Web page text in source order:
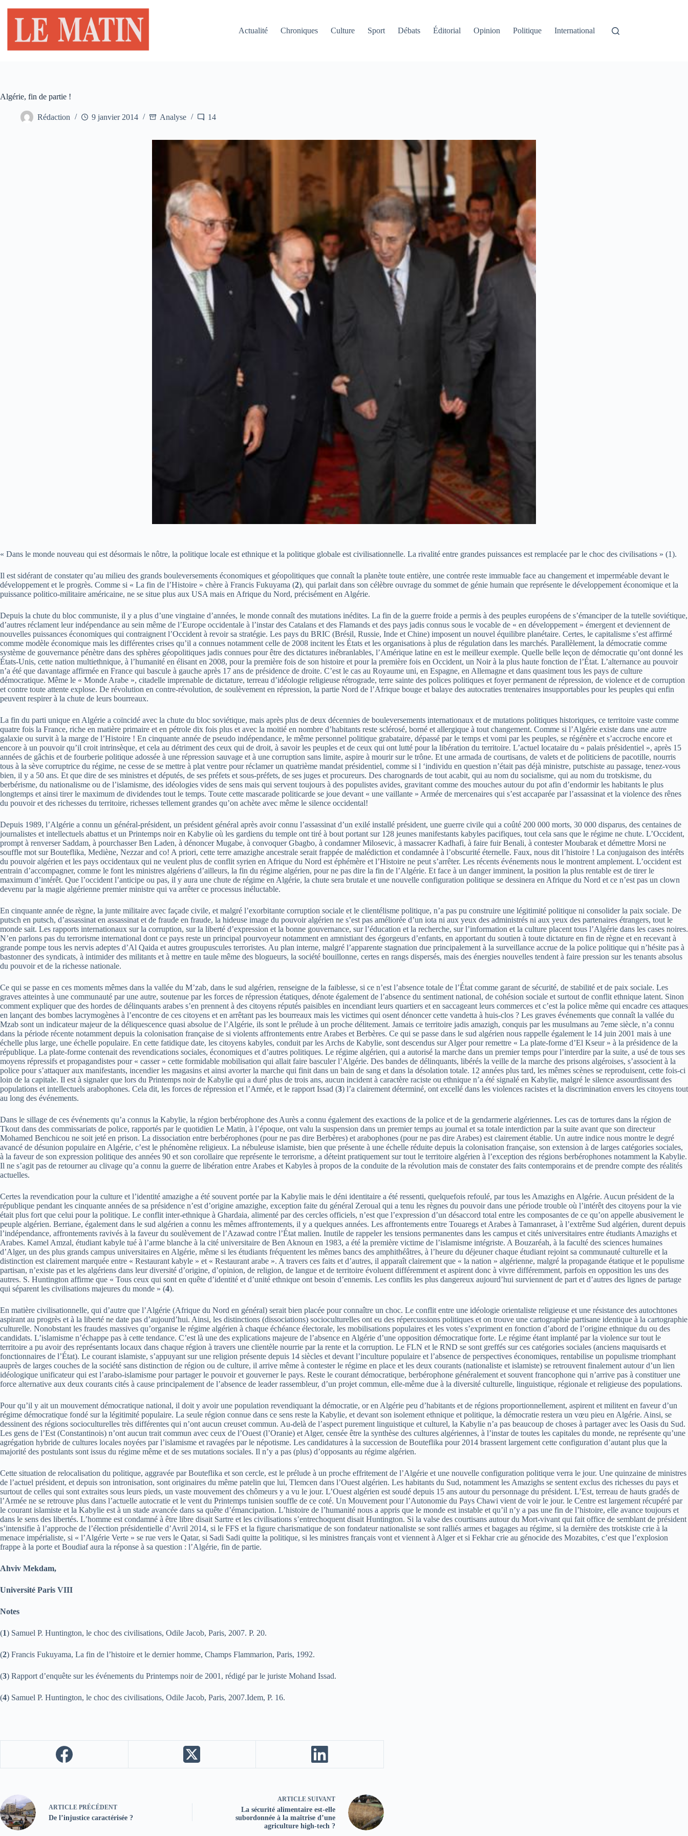
contenu
Actualité
Chroniques Culture Sport Débats Éditorial Opinion Politique International
Algérie, fin de partie !
Rédaction 9 janvier 2014 Analyse 14
« Dans le monde nouveau qui est désormais le nôtre, la politique locale est ethnique et la politique globale est civilisationnelle. La rivalité entre grandes puissances est remplacée par le choc des civilisations » (1).
Il est sidérant de constater qu’au milieu des grands bouleversements économiques et géopolitiques que connaît la planète toute entière, une contrée reste immuable face au changement et imperméable devant le
développement et le progrès. Comme si « La fin de l’Histoire » chère à Francis Fukuyama (2), qui parlait dans son célèbre ouvrage du sommet de génie humain que représente le développement économique et la
puissance politico-militaire américaine, ne se situe plus aux USA mais en Afrique du Nord, précisément en Algérie.
Depuis la chute du bloc communiste, il y a plus d’une vingtaine d’années, le monde connaît des mutations inédites. La fin de la guerre froide a permis à des peuples européens de s’émanciper de la tutelle soviétique,
d’autres réclament leur indépendance au sein même de l’Europe occidentale à l’instar des Catalans et des Flamands et des pays jadis connus sous le vocable de « en développement » émergent et deviennent de
nouvelles puissances économiques qui contraignent l’Occident à revoir sa stratégie. Les pays du BRIC (Brésil, Russie, Inde et Chine) imposent un nouvel équilibre planétaire. Certes, le capitalisme s’est affirmé
comme modèle économique mais les différentes crises qu’il a connues notamment celle de 2008 incitent les États et les organisations à plus de régulation dans les marchés. Parallèlement, la démocratie comme
système de gouvernance pénètre dans des sphères géopolitiques jadis connues pour être des dictatures inébranlables, l’Amérique latine en est le meilleur exemple. Quelle belle leçon de démocratie qu’ont donné les
États-Unis, cette nation multiethnique, à l’humanité en élisant en 2008, pour la première fois de son histoire et pour la première fois en Occident, un Noir à la plus haute fonction de l’État. L’alternance au pouvoir
n’a été que davantage affirmée en France qui bascule à gauche après 17 ans de présidence de droite. C’est le cas au Royaume uni, en Espagne, en Allemagne et dans quasiment tous les pays de culture
démocratique. Même le « Monde Arabe », citadelle imprenable de dictature, terreau d’idéologie religieuse rétrograde, terre sainte des polices politiques et foyer permanent de répression, de violence et de corruption
et contre toute attente explose. De révolution en contre-révolution, de soulèvement en répression, la partie Nord de l’Afrique bouge et balaye des autocraties trentenaires insupportables pour les peuples qui enfin
peuvent respirer à la chute de leurs bourreaux.
La fin du parti unique en Algérie a coïncidé avec la chute du bloc soviétique, mais après plus de deux décennies de bouleversements internationaux et de mutations politiques historiques, ce territoire vaste comme
quatre fois la France, riche en matière primaire et en pétrole dix fois plus et avec la moitié en nombre d’habitants reste sclérosé, borné et allergique à tout changement. Comme si l’Algérie existe dans une autre
galaxie ou survit à la marge de l’Histoire ! En cinquante année de pseudo indépendance, le même personnel politique grabataire, dépassé par le temps et vomi par les peuples, se régénère et s’accroche encore et
encore à un pouvoir qu’il croit intrinsèque, et cela au détriment des ceux qui de droit, à savoir les peuples et de ceux qui ont lutté pour la libération du territoire. L’actuel locataire du « palais présidentiel », après 15
années de gâchis et de fourberie politique adossée à une répression sauvage et à une corruption sans limite, aspire à mourir sur le trône. Et une armada de courtisans, de valets et de politiciens de pacotille, nourris
tous à la sève corruptrice du régime, ne cesse de se mettre à plat ventre pour réclamer un quatrième mandat présidentiel, comme si l ‘individu en question n’était pas déjà ministre, putschiste au passage, tenez-vous
bien, il y a 50 ans. Et que dire de ses ministres et députés, de ses préfets et sous-préfets, de ses juges et procureurs. Des charognards de tout acabit, qui au nom du socialisme, qui au nom du trotskisme, du
berbérisme, du nationalisme ou de l’islamisme, des idéologies vides de sens mais qui servent toujours à des populistes avides, gravitant comme des mouches autour du pot afin d’endormir les habitants le plus
longtemps et ainsi tirer le maximum de dividendes tout le temps. Toute cette mascarade politicarde se joue devant « une vaillante » Armée de mercenaires qui s’est accaparée par l’assassinat et la violence des rênes
du pouvoir et des richesses du territoire, richesses tellement grandes qu’on achète avec même le silence occidental!
Depuis 1989, l’Algérie a connu un général-président, un président général après avoir connu l’assassinat d’un exilé installé président, une guerre civile qui a coûté 200 000 morts, 30 000 disparus, des centaines de
journalistes et intellectuels abattus et un Printemps noir en Kabylie où les gardiens du temple ont tiré à bout portant sur 128 jeunes manifestants kabyles pacifiques, tout cela sans que le régime ne chute. L’Occident,
prompt à renverser Saddam, à pourchasser Ben Laden, à dénoncer Mugabe, à convoquer Gbagbo, à condamner Milosevic, à massacrer Kadhafi, à faire fuir Benali, à contester Moubarak et démettre Morsi ne
souffle mot sur Bouteflika, Mediène, Nezzar and co! A priori, cette terre amazighe ancestrale serait frappée de malédiction et condamnée à l’obscurité éternelle. Faux, nous dit l’histoire ! La conjugaison des intérêts
du pouvoir algérien et les pays occidentaux qui ne veulent plus de conflit syrien en Afrique du Nord est éphémère et l’Histoire ne peut s’arrêter. Les récents événements nous le montrent amplement. L’occident est
entrain d’accompagner, comme le font les ministres algériens d’ailleurs, la fin du régime algérien, pour ne pas dire la fin de l’Algérie. Et face à un danger imminent, la position la plus rentable est de tirer le
maximum d’intérêt. Que l’occident l’anticipe ou pas, il y aura une chute de régime en Algérie, la chute sera brutale et une nouvelle configuration politique se dessinera en Afrique du Nord et ce n’est pas un clown
devenu par la magie algérienne premier ministre qui va arrêter ce processus inéluctable.
En cinquante année de règne, la junte militaire avec façade civile, et malgré l’exorbitante corruption sociale et le clientélisme politique, n’a pas pu construire une légitimité politique ni consolider la paix sociale. De
putsch en putsch, d’assassinat en assassinat et de fraude en fraude, la hideuse image du pouvoir algérien ne s’est pas améliorée d’un iota ni aux yeux des administrés ni aux yeux des partenaires étrangers, tout le
monde sait. Les rapports internationaux sur la corruption, sur la liberté d’expression et la bonne gouvernance, sur l’éducation et la recherche, sur l’information et la culture placent tous l’Algérie dans les cases noires.
N’en parlons pas du terrorisme international dont ce pays reste un principal pourvoyeur notamment en amnistiant des égorgeurs d’enfants, en apportant du soutien à toute dictature en fin de règne et en recevant à
grande pompe tous les nervis adeptes d’Al Qaida et autres groupuscules terroristes. Au plan interne, malgré l’apparente stagnation due principalement à la surveillance accrue de la police politique qui n’hésite pas à
bastonner des syndicats, à intimider des militants et à mettre en taule même des blogueurs, la société bouillonne, certes en rangs dispersés, mais des énergies nouvelles tendent à faire pression sur les tenants absolus
du pouvoir et de la richesse nationale.
Ce qui se passe en ces moments mêmes dans la vallée du M’zab, dans le sud algérien, renseigne de la faiblesse, si ce n’est l’absence totale de l’État comme garant de sécurité, de stabilité et de paix sociale. Les
graves atteintes à une communauté par une autre, soutenue par les forces de répression étatiques, dénote également de l’absence du sentiment national, de cohésion sociale et surtout de conflit ethnique latent. Sinon
comment expliquer que des hordes de délinquants arabes s’en prennent à des citoyens réputés paisibles en incendiant leurs quartiers et en saccageant leurs commerces et c’est la police même qui encadre ces attaques
en lançant des bombes lacrymogènes à l’encontre de ces citoyens et en arrêtant pas les bourreaux mais les victimes qui osent dénoncer cette vandetta à huis-clos ? Les graves événements que connaît la vallée du
Mzab sont un indicateur majeur de la déliquescence quasi absolue de l’Algérie, ils sont le prélude à un proche délitement. Jamais ce territoire jadis amazigh, conquis par les musulmans au 7eme siècle, n’a connu
dans la période récente notamment depuis la colonisation française de si violents affrontements entre Arabes et Berbères. Ce qui se passe dans le sud algérien nous rappelle également le 14 juin 2001 mais à une
échelle plus large, une échelle populaire. En cette fatidique date, les citoyens kabyles, conduit par les Archs de Kabylie, sont descendus sur Alger pour remettre « La plate-forme d’El Kseur » à la présidence de la
république. La plate-forme contenait des revendications sociales, économiques et d’autres politiques. Le régime algérien, qui a autorisé la marche dans un premier temps pour l’interdire par la suite, a usé de tous ses
moyens répressifs et propagandistes pour « casser » cette formidable mobilisation qui allait faire basculer l’Algérie. Des bandes de délinquants, libérés la veille de la marche des prisons algéroises, s’associent à la
police pour s’attaquer aux manifestants, incendier les magasins et ainsi avorter la marche qui finit dans un bain de sang et dans la désolation totale. 12 années plus tard, les mêmes scènes se reproduisent, cette fois-ci
loin de la capitale. Il est à signaler que lors du Printemps noir de Kabylie qui a duré plus de trois ans, aucun incident à caractère raciste ou ethnique n’a été signalé en Kabylie, malgré le silence assourdissant des
populations et intellectuels arabophones. Cela dit, les forces de répression et l’Armée, et le rapport Issad (3) l’a clairement déterminé, ont excellé dans les violences racistes et la discrimination envers les citoyens tout
au long des événements.
Dans le sillage de ces événements qu’a connus la Kabylie, la région berbérophone des Aurès a connu également des exactions de la police et de la gendarmerie algériennes. Les cas de tortures dans la région de
Tkout dans des commissariats de police, rapportés par le quotidien Le Matin, à l’époque, ont valu la suspension dans un premier temps au journal et sa totale interdiction par la suite avant que son directeur
Mohamed Benchicou ne soit jeté en prison. La dissociation entre berbérophones (pour ne pas dire Berbères) et arabophones (pour ne pas dire Arabes) est clairement établie. Un autre indice nous montre le degré
avancé de désunion populaire en Algérie, c’est le phénomène religieux. La nébuleuse islamiste, bien que présente à une échelle réduite depuis la colonisation française, son extension à de larges catégories sociales,
à la faveur de son expression politique des années 90 et son corollaire que représente le terrorisme, a déteint pratiquement sur tout le territoire algérien à l’exception des régions berbérophones notamment la Kabylie.
Il ne s’agit pas de retourner au clivage qu’a connu la guerre de libération entre Arabes et Kabyles à propos de la conduite de la révolution mais de constater des faits contemporains et de prendre compte des réalités
actuelles.
Certes la revendication pour la culture et l’identité amazighe a été souvent portée par la Kabylie mais le déni identitaire a été ressenti, quelquefois refoulé, par tous les Amazighs en Algérie. Aucun président de la
république pendant les cinquante années de sa présidence n’est d’origine amazighe, exception faite du général Zeroual qui a tenu les règnes du pouvoir dans une période trouble où l’intérêt des citoyens pour la vie
était plus fort que celui pour la politique. Le conflit inter-ethnique à Ghardaia, alimenté par des cercles officiels, n’est que l’expression d’un désaccord total entre les composantes de ce qu’on appelle abusivement le
peuple algérien. Berriane, également dans le sud algérien a connu les mêmes affrontements, il y a quelques années. Les affrontements entre Touaregs et Arabes à Tamanraset, à l’extrême Sud algérien, durent depuis
l’indépendance, affrontements ravivés à la faveur du soulèvement de l’Azawad contre l’État malien. Inutile de rappeler les tensions permanentes dans les campus et cités universitaires entre étudiants Amazighs et
Arabes. Kamel Amzal, étudiant kabyle tué à l’arme blanche à la cité universitaire de Ben Aknoun en 1983, a été la première victime de l’islamisme intégriste. A Bouzaréah, à la faculté des sciences humaines
d’Alger, un des plus grands campus universitaires en Algérie, même si les étudiants fréquentent les mêmes bancs des amphithéâtres, à l’heure du déjeuner chaque étudiant rejoint sa communauté culturelle et la
distinction est clairement marquée entre « Restaurant kabyle » et « Restaurant arabe ». A travers ces faits et d’autres, il apparaît clairement que « la nation » algérienne, malgré la propagande étatique et le populisme
partisan, n’existe pas et les algériens dans leur diversité d’origine, d’opinion, de religion, de langue et de territoire évoluent différemment et aspirent donc à vivre différemment, parfois en opposition les uns des
autres. S. Huntington affirme que « Tous ceux qui sont en quête d’identité et d’unité ethnique ont besoin d’ennemis. Les conflits les plus dangereux aujourd’hui surviennent de part et d’autres des lignes de partage
qui séparent les civilisations majeures du monde » (4).
En matière civilisationnelle, qui d’autre que l’Algérie (Afrique du Nord en général) serait bien placée pour connaître un choc. Le conflit entre une idéologie orientaliste religieuse et une résistance des autochtones
aspirant au progrès et à la liberté ne date pas d’aujourd’hui. Ainsi, les distinctions (dissociations) socioculturelles ont eu des répercussions politiques et on trouve une cartographie partisane identique à la cartographie
culturelle. Nonobstant les fraudes massives qu’organise le régime algérien à chaque échéance électorale, les mobilisations populaires et les votes s’expriment en fonction d’abord de l’origine ethnique du ou des
candidats. L’islamisme n’échappe pas à cette tendance. C’est là une des explications majeure de l’absence en Algérie d’une opposition démocratique forte. Le régime étant implanté par la violence sur tout le
territoire a pu avoir des représentants locaux dans chaque région à travers une clientèle nourrie par la rente et la corruption. Le FLN et le RND se sont greffés sur ces catégories sociales (anciens maquisards et
fonctionnaires de l’État). Le courant islamiste, s’appuyant sur une religion présente depuis 14 siècles et devant l’inculture populaire et l’absence de perspectives économiques, rentabilise un populisme triomphant
auprès de larges couches de la société sans distinction de région ou de culture, il arrive même à contester le régime en place et les deux courants (nationaliste et islamiste) se retrouvent finalement autour d’un lien
idéologique unificateur qui est l’arabo-islamisme pour partager le pouvoir et gouverner le pays. Reste le courant démocratique, berbérophone généralement et souvent francophone qui n’arrive pas à constituer une
force alternative aux deux courants cités à cause principalement de l’absence de leader rassembleur, d’un projet commun, elle-même due à la diversité culturelle, linguistique, régionale et religieuse des populations.
Pour qu’il y ait un mouvement démocratique national, il doit y avoir une population revendiquant la démocratie, or en Algérie peu d’habitants et de régions proportionnellement, aspirent et militent en faveur d’un
régime démocratique fondé sur la légitimité populaire. La seule région connue dans ce sens reste la Kabylie, et devant son isolement ethnique et politique, la démocratie restera un vœu pieu en Algérie. Ainsi, se
dessinent des régions socioculturelles très différentes qui n’ont aucun creuset commun. Au-delà de l’aspect purement linguistique et culturel, la Kabylie n’a pas beaucoup de choses à partager avec les Oasis du Sud.
Les gens de l’Est (Constantinois) n’ont aucun trait commun avec ceux de l’Ouest (l’Oranie) et Alger, censée être la synthèse des cultures algériennes, à l’instar de toutes les capitales du monde, ne représente qu’une
agrégation hybride de cultures locales noyées par l’islamisme et ravagées par le népotisme. Les candidatures à la succession de Bouteflika pour 2014 brassent largement cette configuration d’autant plus que la
majorité des postulants sont issus du régime même et de ses mutations sociales. Il n’y a pas (plus) d’opposants au régime algérien.
Cette situation de relocalisation du politique, aggravée par Bouteflika et son cercle, est le prélude à un proche effritement de l’Algérie et une nouvelle configuration politique verra le jour. Une quinzaine de ministres
de l’actuel président, et depuis son intronisation, sont originaires du même patelin que lui, Tlemcen dans l’Ouest algérien. Les habitants du Sud, notamment les Amazighs se sentent exclus des richesses du pays et
surtout de celles qui sont extraites sous leurs pieds, un vaste mouvement des chômeurs y a vu le jour. L’Ouest algérien est soudé depuis 15 ans autour du personnage du président. L’Est, terreau de hauts gradés de
l’Armée ne se retrouve plus dans l’actuelle autocratie et le vent du Printemps tunisien souffle de ce coté. Un Mouvement pour l’Autonomie du Pays Chawi vient de voir le jour. le Centre est largement récupéré par
le courant islamiste et la Kabylie est à un stade avancée dans sa quête d’émancipation. L’histoire de l’humanité nous a appris que le monde est instable et qu’il n’y a pas une fin de l’histoire, elle avance toujours et
dans le sens des libertés. L’homme est condamné à être libre disait Sartre et les civilisations s’entrechoquent disait Huntington. Si la valse des courtisans autour du Mort-vivant qui fait office de semblant de président
s’intensifie à l’approche de l’élection présidentielle d’Avril 2014, si le FFS et la figure charismatique de son fondateur nationaliste se sont ralliés armes et bagages au régime, si la dernière des trotskiste crie à la
menace impérialiste, si « l’Algérie Verte » se rue vers le Qatar, si Sadi Sadi quitte la politique, si les ministres français vont et viennent à Alger et si Fekhar crie au génocide des Mozabites, c’est que l’explosion
frappe à la porte et Boudiaf aura la réponse à sa question : l’Algérie, fin de partie.
Ahviv Mekdam,
Université Paris VIII
Notes
(1) Samuel P. Huntington, le choc des civilisations, Odile Jacob, Paris, 2007. P. 20.
(2) Francis Fukuyama, La fin de l’histoire et le dernier homme, Champs Flammarion, Paris, 1992.
(3) Rapport d’enquête sur les événements du Printemps noir de 2001, rédigé par le juriste Mohand Issad.
(4) Samuel P. Huntington, le choc des civilisations, Odile Jacob, Paris, 2007.Idem, P. 16.
ARTICLE PRÉCÉDENT
De l’injustice caractérisée ?
ARTICLE SUIVANT
La sécurité alimentaire est-elle
subordonnée à la maîtrise d’une
agriculture high-tech ?